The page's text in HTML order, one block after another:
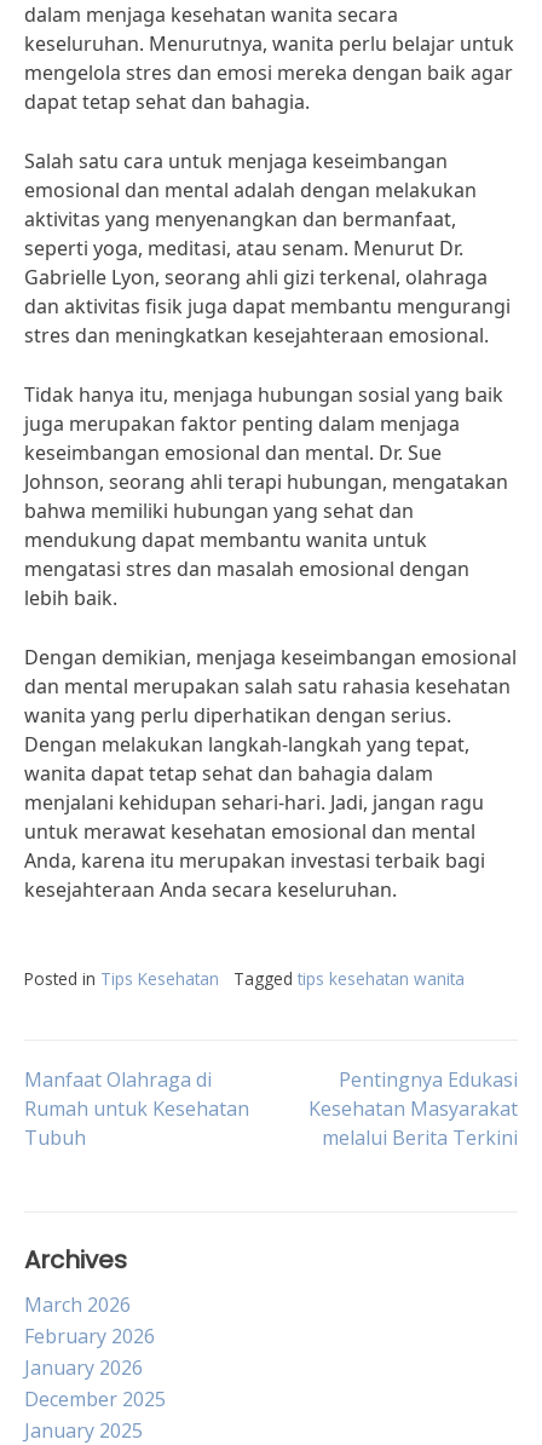
dalam menjaga kesehatan wanita secara
keseluruhan. Menurutnya, wanita perlu belajar untuk
mengelola stres dan emosi mereka dengan baik agar
dapat tetap sehat dan bahagia.
Salah satu cara untuk menjaga keseimbangan
emosional dan mental adalah dengan melakukan
aktivitas yang menyenangkan dan bermanfaat,
seperti yoga, meditasi, atau senam. Menurut Dr.
Gabrielle Lyon, seorang ahli gizi terkenal, olahraga
dan aktivitas fisik juga dapat membantu mengurangi
stres dan meningkatkan kesejahteraan emosional.
Tidak hanya itu, menjaga hubungan sosial yang baik
juga merupakan faktor penting dalam menjaga
keseimbangan emosional dan mental. Dr. Sue
Johnson, seorang ahli terapi hubungan, mengatakan
bahwa memiliki hubungan yang sehat dan
mendukung dapat membantu wanita untuk
mengatasi stres dan masalah emosional dengan
lebih baik.
Dengan demikian, menjaga keseimbangan emosional
dan mental merupakan salah satu rahasia kesehatan
wanita yang perlu diperhatikan dengan serius.
Dengan melakukan langkah-langkah yang tepat,
wanita dapat tetap sehat dan bahagia dalam
menjalani kehidupan sehari-hari. Jadi, jangan ragu
untuk merawat kesehatan emosional dan mental
Anda, karena itu merupakan investasi terbaik bagi
kesejahteraan Anda secara keseluruhan.
Posted in Tips Kesehatan Tagged tips kesehatan wanita
Post
navigation
Manfaat Olahraga di
Rumah untuk Kesehatan
Tubuh
Pentingnya Edukasi
Kesehatan Masyarakat
melalui Berita Terkini
Archives
March 2026
February 2026
January 2026
December 2025
January 2025